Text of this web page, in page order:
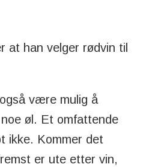
at han velger rødvin til
være mulig å
øl. Et omfattende
ikke. Kommer det
er ute etter vin,